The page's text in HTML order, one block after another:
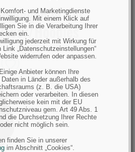
und Marketingdienste
Mit einem Klick auf
Sie in die Verarbeitung Ihrer
ein.
jederzeit mit Wirkung für
„Datenschutzeinstellungen“
widerrufen oder anpassen.
Anbieter können Ihre
in Länder außerhalb des
(z. B. die USA)
oder verarbeiten. In diesen
kein mit der EU
gem. Art 49 Abs. 1
die Durchsetzung Ihrer Rechte
nicht möglich sein.
finden Sie in unserer
im Abschnitt „Cookies“.
in der
Hoodies